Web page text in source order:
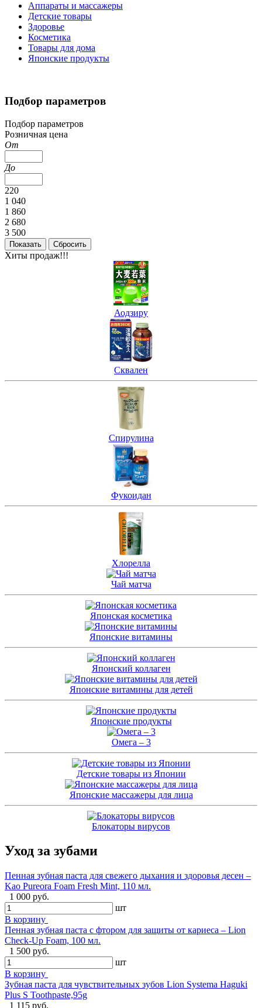
Аппараты и массажеры
Детские товары
Здоровье
Косметика
Товары для дома
Японские продукты
Подбор параметров
Подбор параметров
Розничная цена
От
До
220
1 040
1 860
2 680
3 500
Хиты продаж!!!
Аодзиру
Сквален
Спирулина
Фукоидан
Хлорелла
Чай матча
Японская косметика
Японские витамины
Японский коллаген
Японские витамины для детей
Японские продукты
Омега – 3
Детские товары из Японии
Японские массажеры для лица
Блокаторы вирусов
Уход за зубами
Пенная зубная паста для свежего дыхания и здоровья десен –
Kao Pureora Foam Fresh Mint, 110 мл.
1 000 руб.
шт
В корзину
Пенная зубная паста с фтором для защиты от кариеса – Lion
Check-Up Foam, 100 мл.
1 500 руб.
шт
В корзину
Зубная паста для чувствительных зубов Lion Systema Haguki
Plus S Toothpaste,95g
1 115 руб.